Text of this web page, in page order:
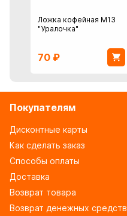
Ложка кофейная М13
"Уралочка"
70 ₽
Покупателям
Дисконтные карты
Как сделать заказ
Способы оплаты
Доставка
Возврат товара
Возврат денежных средств